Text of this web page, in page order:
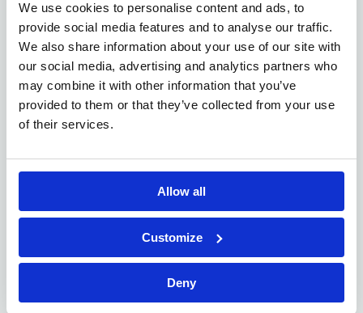
We use cookies to personalise content and ads, to
provide social media features and to analyse our traffic.
We also share information about your use of our site with
our social media, advertising and analytics partners who
may combine it with other information that you’ve
provided to them or that they’ve collected from your use
of their services.
Allow all
Customize
Deny
Schoolverlaters worden zeker aangemoedigd om te
solliciteren!
Het bedrijf
Onze klant is een toonaangevend bedrijf in de
vrachtwagensector. Ze hebben bijna 300 medewerkers
bepaald voor de premium merken MAN en Mercedes. Ze
hebben meer dan 600 vrachtwagens en bouwmachines
in stock staan. Daarnaast hebben ze ook een tal van
trekkers, betonmixers, bestelwagens, kippers, bussen,